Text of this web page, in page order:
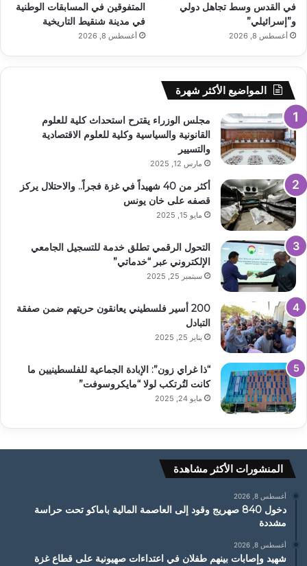
في القدس وسط تجاهل دولي
و”إسرائيلي”
أغسطس 8, 2026
المتفوقين في المسابقات الوطنية
في مدينة شنقيط التاريخية
أغسطس 8, 2026
المواضيع الأكثر شهرة
مجلس الوزراء يقترح استحداث كلية للعلوم
القانونية والسياسية وكلية للعلوم الاقتصادية
والتسيير
مارس 12, 2025
أكثر من 40 شهيداً في غزة فجراً.. والاحتلال يركز
قصفه على خان يونس
مايو 15, 2025
التحول الرقمي تطلق خدمة للتسجيل الجامعي
الإلكتروني عبر “خدماتي”
سبتمبر 25, 2025
200 أسير فلسطيني يعانقون حريتهم ضمن صفقة
التبادل
يناير 25, 2025
“ذا غراي زون”: الإبادة الجماعية للفلسطينيين ما
كانت لتُرتكب لولا “مايكروسوفت”
مايو 24, 2025
المنشورات الأكثر مشاهدة
أغسطس 8, 2026
دخول 840 صهريج وقود إلى العاصمة المالية باماكو تحت حراسة
مشددة
أغسطس 8, 2026
شهيد وإصابات بينهم طفلان في اعتداءات صهيونية على قطاع غزة